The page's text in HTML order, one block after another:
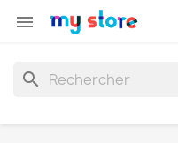

search